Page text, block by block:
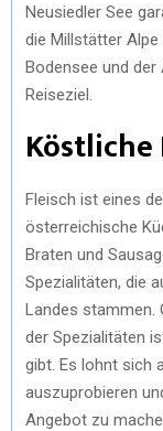
Neusiedler See
die Millstätter Alpe
Bodensee und
Reiseziel.
Köstliche
Fleisch ist eines
österreichische
Braten und
Spezialitäten, die
Landes stammen.
der Spezialitäten
gibt. Es lohnt sich
auszuprobieren
Angebot zu